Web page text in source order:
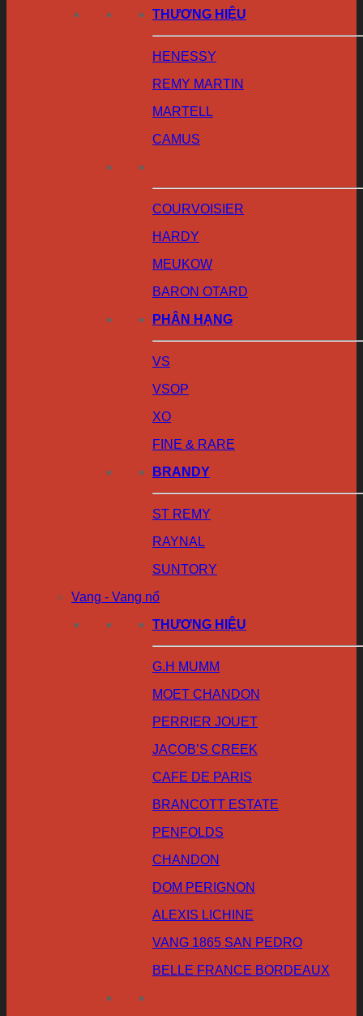
THƯƠNG HIỆU
HENESSY
REMY MARTIN
MARTELL
CAMUS
COURVOISIER
HARDY
MEUKOW
BARON OTARD
PHÂN HẠNG
VS
VSOP
XO
FINE & RARE
BRANDY
ST REMY
RAYNAL
SUNTORY
Vang - Vang nổ
THƯƠNG HIỆU
G.H MUMM
MOET CHANDON
PERRIER JOUET
JACOB’S CREEK
CAFE DE PARIS
BRANCOTT ESTATE
PENFOLDS
CHANDON
DOM PERIGNON
ALEXIS LICHINE
VANG 1865 SAN PEDRO
BELLE FRANCE BORDEAUX